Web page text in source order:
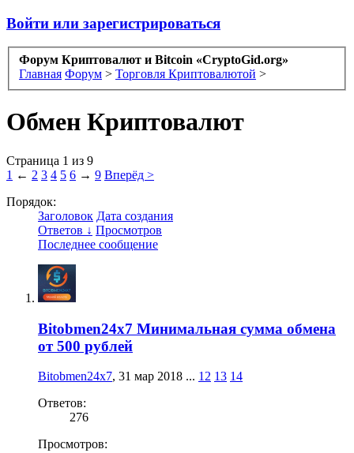
Войти или зарегистрироваться
Форум Криптовалют и Bitcoin «CryptoGid.org»
Главная Форум > Торговля Криптовалютой >
Обмен Криптовалют
Страница 1 из 9
1 ← 2 3 4 5 6 → 9 Вперёд >
Порядок:
Заголовок Дата создания
Ответов ↓ Просмотров
Последнее сообщение
Bitobmen24x7 Минимальная сумма обмена
от 500 рублей
Bitobmen24x7, 31 мар 2018 ... 12 13 14
Ответов:
276
Просмотров: